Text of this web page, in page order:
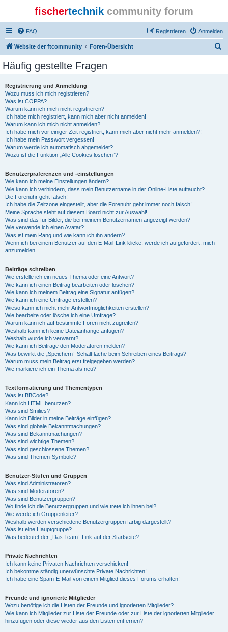
fischertechnik community forum
FAQ Anmelden
Registrieren
Website der ftcommunity Foren-Übersicht
Häufig gestellte Fragen
Registrierung und Anmeldung
Wozu muss ich mich registrieren?
Was ist COPPA?
Warum kann ich mich nicht registrieren?
Ich habe mich registriert, kann mich aber nicht anmelden!
Warum kann ich mich nicht anmelden?
Ich habe mich vor einiger Zeit registriert, kann mich aber nicht mehr anmelden?!
Ich habe mein Passwort vergessen!
Warum werde ich automatisch abgemeldet?
Wozu ist die Funktion „Alle Cookies löschen“?
Benutzerpräferenzen und -einstellungen
Wie kann ich meine Einstellungen ändern?
Wie kann ich verhindern, dass mein Benutzername in der Online-Liste auftaucht?
Die Forenuhr geht falsch!
Ich habe die Zeitzone eingestellt, aber die Forenuhr geht immer noch falsch!
Meine Sprache steht auf diesem Board nicht zur Auswahl!
Was sind das für Bilder, die bei meinem Benutzernamen angezeigt werden?
Wie verwende ich einen Avatar?
Was ist mein Rang und wie kann ich ihn ändern?
Wenn ich bei einem Benutzer auf den E-Mail-Link klicke, werde ich aufgefordert, mich
anzumelden.
Beiträge schreiben
Wie erstelle ich ein neues Thema oder eine Antwort?
Wie kann ich einen Beitrag bearbeiten oder löschen?
Wie kann ich meinem Beitrag eine Signatur anfügen?
Wie kann ich eine Umfrage erstellen?
Wieso kann ich nicht mehr Antwortmöglichkeiten erstellen?
Wie bearbeite oder lösche ich eine Umfrage?
Warum kann ich auf bestimmte Foren nicht zugreifen?
Weshalb kann ich keine Dateianhänge anfügen?
Weshalb wurde ich verwarnt?
Wie kann ich Beiträge den Moderatoren melden?
Was bewirkt die „Speichern“-Schaltfläche beim Schreiben eines Beitrags?
Warum muss mein Beitrag erst freigegeben werden?
Wie markiere ich ein Thema als neu?
Textformatierung und Thementypen
Was ist BBCode?
Kann ich HTML benutzen?
Was sind Smilies?
Kann ich Bilder in meine Beiträge einfügen?
Was sind globale Bekanntmachungen?
Was sind Bekanntmachungen?
Was sind wichtige Themen?
Was sind geschlossene Themen?
Was sind Themen-Symbole?
Benutzer-Stufen und Gruppen
Was sind Administratoren?
Was sind Moderatoren?
Was sind Benutzergruppen?
Wo finde ich die Benutzergruppen und wie trete ich ihnen bei?
Wie werde ich Gruppenleiter?
Weshalb werden verschiedene Benutzergruppen farbig dargestellt?
Was ist eine Hauptgruppe?
Was bedeutet der „Das Team“-Link auf der Startseite?
Private Nachrichten
Ich kann keine Privaten Nachrichten verschicken!
Ich bekomme ständig unerwünschte Private Nachrichten!
Ich habe eine Spam-E-Mail von einem Mitglied dieses Forums erhalten!
Freunde und ignorierte Mitglieder
Wozu benötige ich die Listen der Freunde und ignorierten Mitglieder?
Wie kann ich Mitglieder zur Liste der Freunde oder zur Liste der ignorierten Mitglieder
hinzufügen oder diese wieder aus den Listen entfernen?